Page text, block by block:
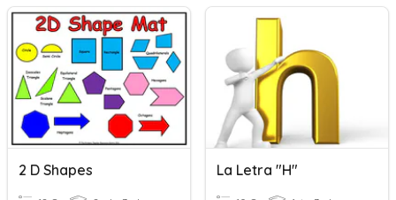
2 D Shapes La Letra "H"